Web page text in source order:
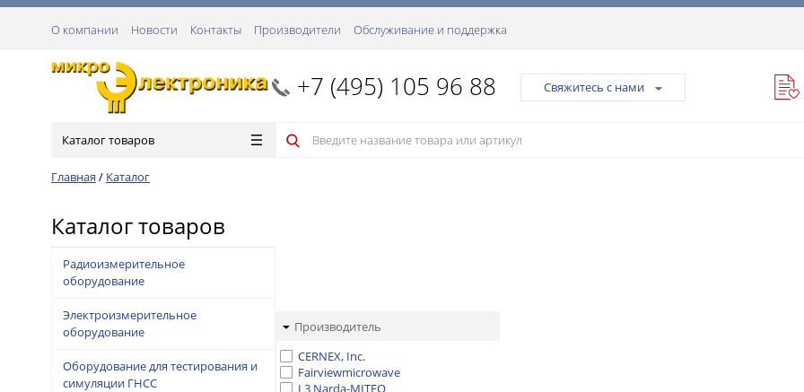
О компании Новости Контакты Производители Обслуживание и поддержка
+7 (495) 105 96 88 Свяжитесь с нами
Каталог товаров
Главная / Каталог
Каталог товаров
Радиоизмерительное
оборудование
Электроизмерительное
оборудование
Оборудование для тестирования и
симуляции ГНСС
Производитель
CERNEX, Inc.
Fairviewmicrowave
L3 Narda-MITEQ